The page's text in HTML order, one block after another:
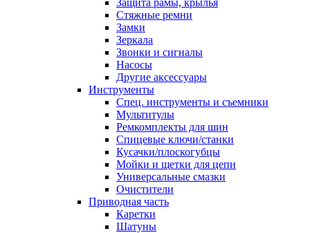
Стяжные ремни
Замки
Зеркала
Звонки и сигналы
Насосы
Другие аксессуары
Инструменты
Спец. инструменты и съемники
Мультитулы
Ремкомплекты для шин
Спицевые ключи/станки
Кусачки/плоскогубцы
Мойки и щетки для цепи
Универсальные смазки
Очистители
Приводная часть
Каретки
Шатуны